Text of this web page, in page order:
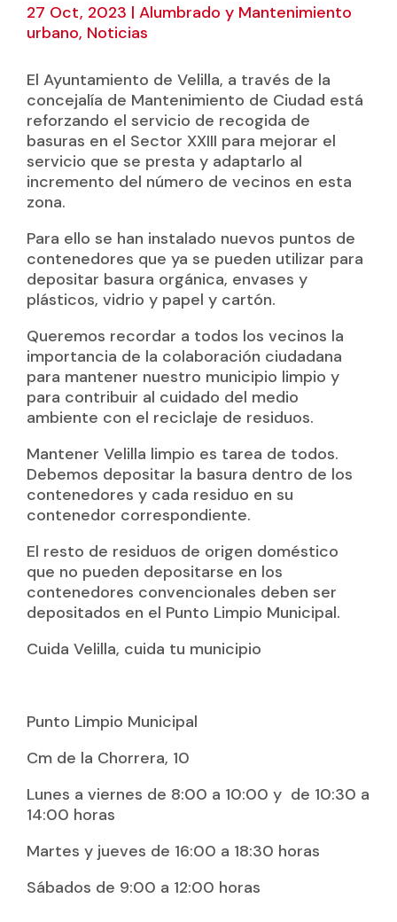
27 Oct, 2023 | Alumbrado y Mantenimiento
urbano, Noticias
El Ayuntamiento de Velilla, a través de la
concejalía de Mantenimiento de Ciudad está
reforzando el servicio de recogida de
basuras en el Sector XXIII para mejorar el
servicio que se presta y adaptarlo al
incremento del número de vecinos en esta
zona.
Para ello se han instalado nuevos puntos de
contenedores que ya se pueden utilizar para
depositar basura orgánica, envases y
plásticos, vidrio y papel y cartón.
Queremos recordar a todos los vecinos la
importancia de la colaboración ciudadana
para mantener nuestro municipio limpio y
para contribuir al cuidado del medio
ambiente con el reciclaje de residuos.
Mantener Velilla limpio es tarea de todos.
Debemos depositar la basura dentro de los
contenedores y cada residuo en su
contenedor correspondiente.
El resto de residuos de origen doméstico
que no pueden depositarse en los
contenedores convencionales deben ser
depositados en el Punto Limpio Municipal.
Cuida Velilla, cuida tu municipio
Punto Limpio Municipal
Cm de la Chorrera, 10
Lunes a viernes de 8:00 a 10:00 y de 10:30 a
14:00 horas
Martes y jueves de 16:00 a 18:30 horas
Sábados de 9:00 a 12:00 horas